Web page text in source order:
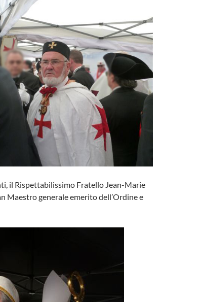
il Rispettabilissimo Fratello Jean-Marie
Maestro generale emerito dell’Ordine e